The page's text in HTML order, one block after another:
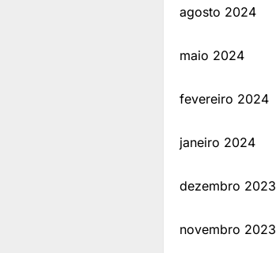
agosto 2024
maio 2024
fevereiro 2024
janeiro 2024
dezembro 2023
novembro 2023